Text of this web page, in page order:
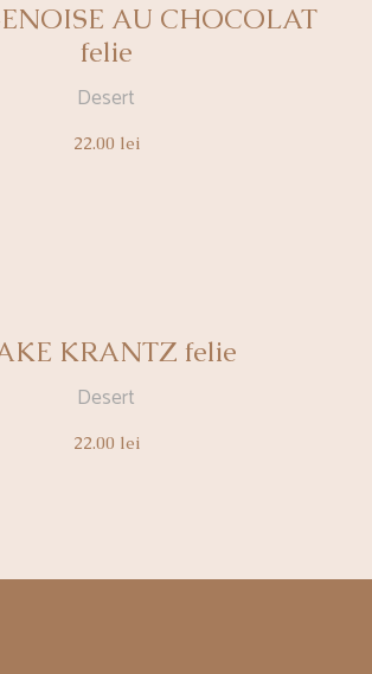
AU CHOCOLAT
felie
Desert
22.00 lei
KRANTZ felie
Desert
22.00 lei